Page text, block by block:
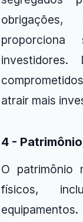
atrair mais
4 -
O patrimônio
físicos,